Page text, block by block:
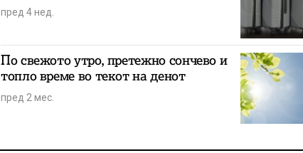
пред 4 нед.
По свежото утро, претежно сончево и
топло време во текот на денот
пред 2 мес.